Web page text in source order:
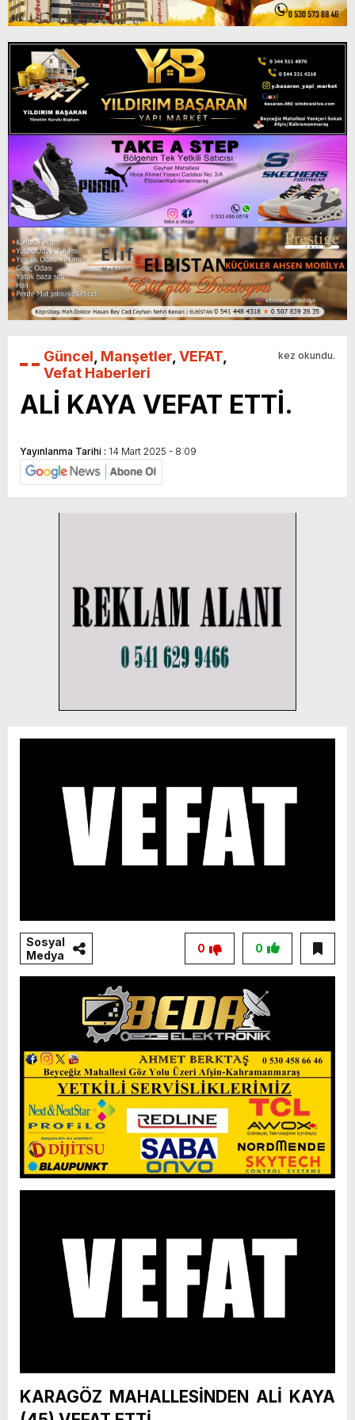
Güncel Manşetler VEFAT
Vefat Haberleri
kez okundu.
ALİ KAYA VEFAT ETTİ.
Yayınlanma Tarihi : 14 Mart 2025 - 8:09
Sosyal
Medya
0
0
KARAGÖZ MAHALLESİNDEN ALİ KAYA